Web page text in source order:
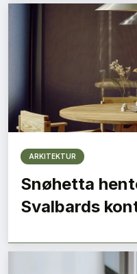
ARKITEKTUR
Snøhetta
Svalbards